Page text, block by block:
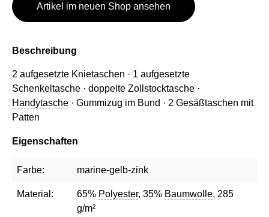
Artikel im neuen Shop ansehen
Beschreibung
2 aufgesetzte Knietaschen · 1 aufgesetzte
Schenkeltasche · doppelte Zollstocktasche ·
Handytasche · Gummizug im Bund · 2 Gesäßtaschen mit
Patten
Eigenschaften
Farbe: marine-gelb-zink
Material: 65% Polyester, 35% Baumwolle, 285
g/m²